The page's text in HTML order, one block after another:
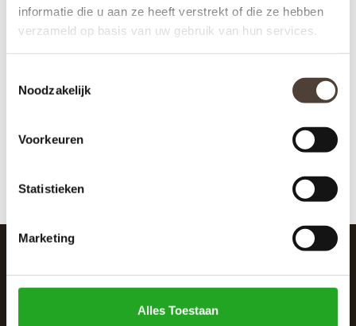
informatie die u aan ze heeft verstrekt of die ze hebben
verzameld op basis van uw gebruik van hun services.
Noodzakelijk
Voorkeuren
Statistieken
Marketing
Alles Toestaan
SCHRIJF JE IN VOOR DE NIEUWSBRIEF